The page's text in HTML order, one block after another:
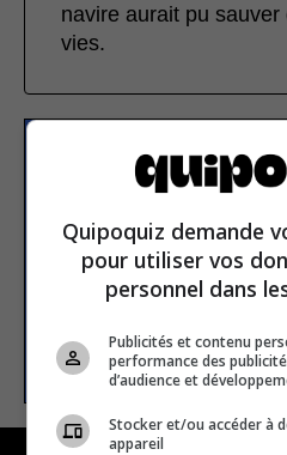
navire aurait pu
vies.
S’inscrire à la
E-mail
S’INSCRIRE
Quipoquiz demande
pour utiliser vos
personnel dans
Publicités et contenu
performance des
d’audience et
Stocker et/ou accéder à
appareil